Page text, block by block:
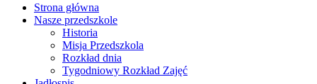
Strona główna
Nasze przedszkole
Historia
Misja Przedszkola
Rozkład dnia
Tygodniowy Rozkład Zajęć